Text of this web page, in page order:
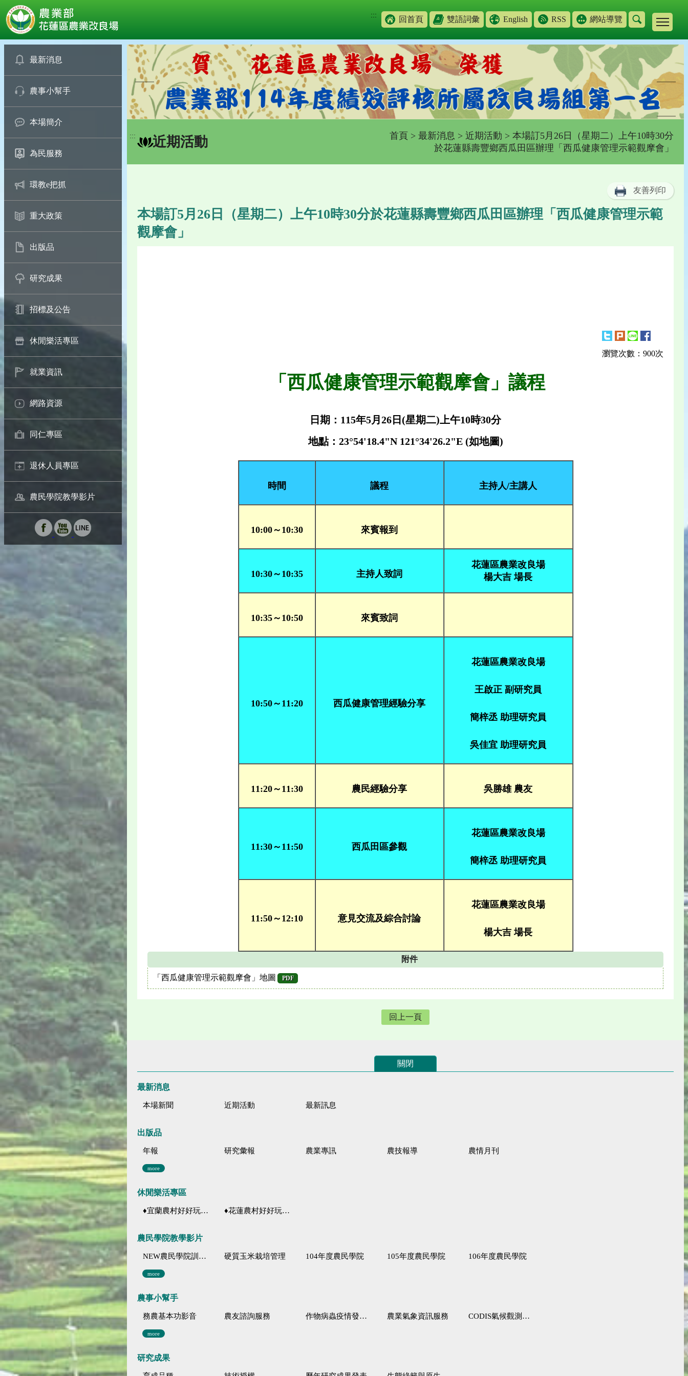
::: 回首頁 雙語詞彙 English RSS 網站導覽
最新消息
農事小幫手
本場簡介
為民服務
環教e把抓
重大政策
出版品
研究成果
招標及公告
休閒樂活專區
就業資訊
網路資源
同仁專區
退休人員專區
農民學院教學影片
::: 近期活動 首頁 > 最新消息 > 近期活動 > 本場訂5月26日（星期二）上午10時30分
於花蓮縣壽豐鄉西瓜田區辦理「西瓜健康管理示範觀摩會」
友善列印
本場訂5月26日（星期二）上午10時30分於花蓮縣壽豐鄉西瓜田區辦理「西瓜健康管理示範
觀摩會」
瀏覽次數：900次
「西瓜健康管理示範觀摩會」議程
日期：115年5月26日(星期二)上午10時30分
地點：23°54'18.4"N 121°34'26.2"E (如地圖)
時間 議程 主持人/主講人
10:00～10:30 來賓報到
10:30～10:35 主持人致詞
花蓮區農業改良場
楊大吉 場長
10:35～10:50 來賓致詞
10:50～11:20 西瓜健康管理經驗分享
花蓮區農業改良場
王啟正 副研究員
簡梓丞 助理研究員
吳佳宜 助理研究員
11:20～11:30 農民經驗分享 吳勝雄 農友
11:30～11:50 西瓜田區參觀
花蓮區農業改良場
簡梓丞 助理研究員
11:50～12:10 意見交流及綜合討論
花蓮區農業改良場
楊大吉 場長
附件
「西瓜健康管理示範觀摩會」地圖 PDF
回上一頁
關閉
最新消息
本場新聞 近期活動 最新訊息
出版品
年報 研究彙報 農業專訊 農技報導 農情月刊
more
休閒樂活專區
♦宜蘭農村好好玩 ♦「農、藝、山、水」四條遊程推薦 ♦花蓮農村好好玩♦「原、生、慢、活」四條遊程推薦
農民學院教學影片
NEW農民學院訓練影音分類 硬質玉米栽培管理 104年度農民學院 105年度農民學院 106年度農民學院
more
農事小幫手
務農基本功影音 農友諮詢服務 作物病蟲疫情發生預測 農業氣象資訊服務 CODIS氣候觀測資料查詢服務
more
研究成果